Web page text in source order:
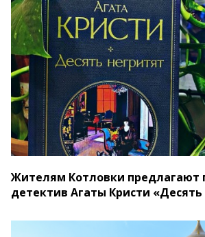
Жителям Котловки предлагают
детектив Агаты Кристи «Десять